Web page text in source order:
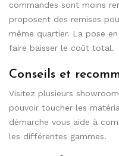
commandes sont moins
proposent des remises
même quartier. La pose
faire baisser le coût total.
Conseils et
Visitez plusieurs
pouvoir toucher les
démarche vous aide à
les différentes gammes.